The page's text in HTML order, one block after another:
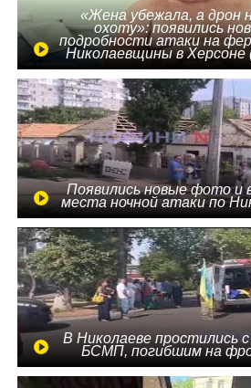
«Жена убежала, а дрон
охоту»: появились
подробности атаки на
Николаевщины в Херсоне
Появились новые фото и
места ночной атаки по
В Николаеве простились с
БСМП, погибшим на